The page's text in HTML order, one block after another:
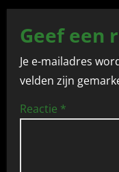
Geef een
Je e-mailadres
velden zijn
Reactie *